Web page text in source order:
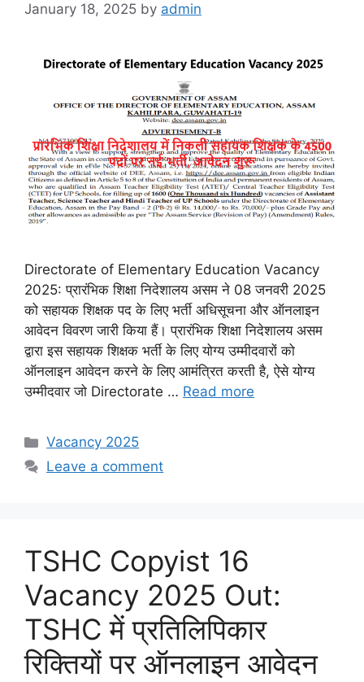
January 18, 2025 by admin
Directorate of Elementary Education Vacancy
2025: प्रारंभिक शिक्षा निदेशालय असम ने 08 जनवरी 2025
को सहायक शिक्षक पद के लिए भर्ती अधिसूचना और ऑनलाइन
आवेदन विवरण जारी किया हैं। प्रारंभिक शिक्षा निदेशालय असम
द्वारा इस सहायक शिक्षक भर्ती के लिए योग्य उम्मीदवारों को
ऑनलाइन आवेदन करने के लिए आमंत्रित करती है, ऐसे योग्य
उम्मीदवार जो Directorate … Read more
Categories
Vacancy 2025
Leave a comment
TSHC Copyist 16
Vacancy 2025 Out:
TSHC में प्रतिलिपिकार
रिक्तियों पर ऑनलाइन आवेदन